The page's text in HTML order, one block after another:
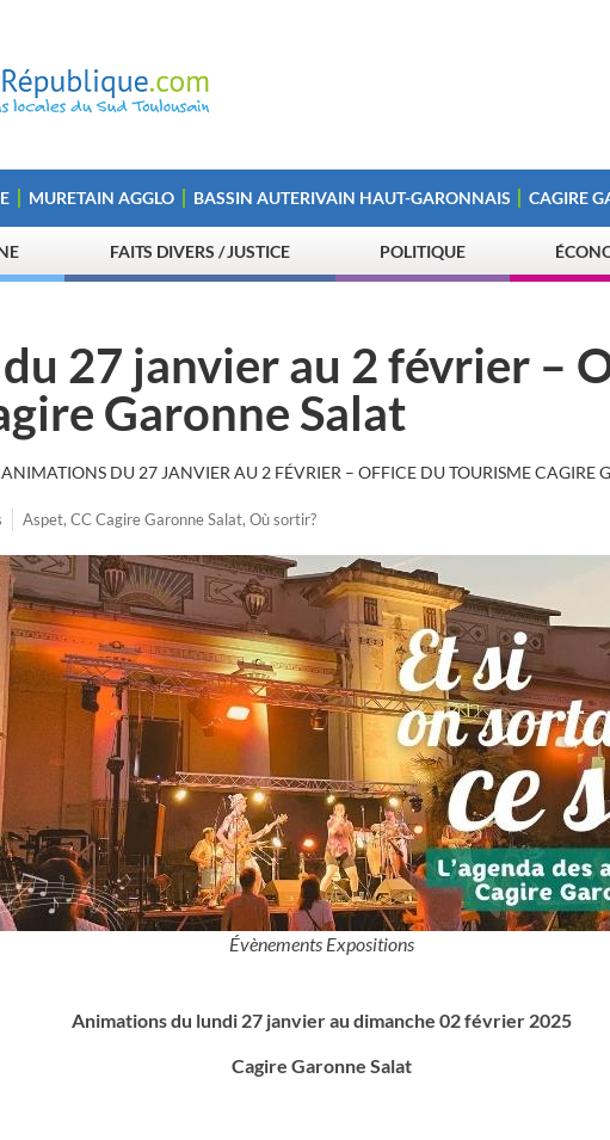
MURETAIN AGGLO BASSIN AUTERIVAIN HAUT-GARONNAIS CAGIRE
FAITS DIVERS / JUSTICE POLITIQUE
27 janvier au 2 février –
Garonne Salat
ANIMATIONS DU 27 JANVIER AU 2 FÉVRIER – OFFICE DU TOURISME CAGIRE
Aspet, CC Cagire Garonne Salat, Où sortir?
Évènements Expositions
Animations du lundi 27 janvier au dimanche 02 février 2025
Cagire Garonne Salat